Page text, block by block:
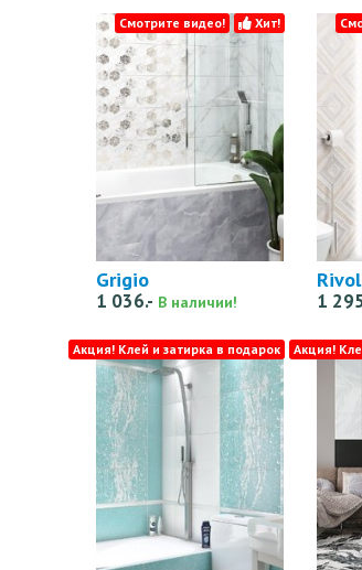
Grigio
1 036.- В наличии!
Смотрите видео! Хит!
1
Акция! Клей и затирка в подарок Акция!